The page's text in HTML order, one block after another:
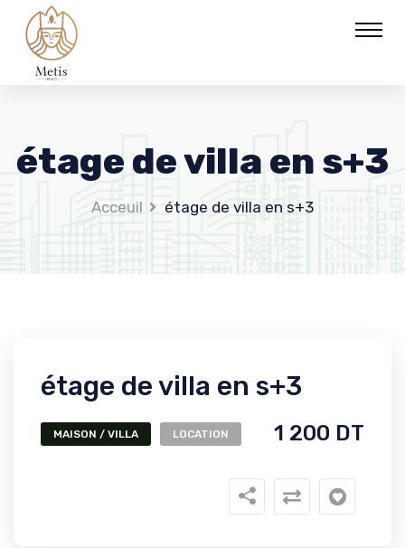
étage de villa en s+3
Acceuil étage de villa en s+3
étage de villa en s+3
MAISON / VILLA LOCATION 1 200 DT